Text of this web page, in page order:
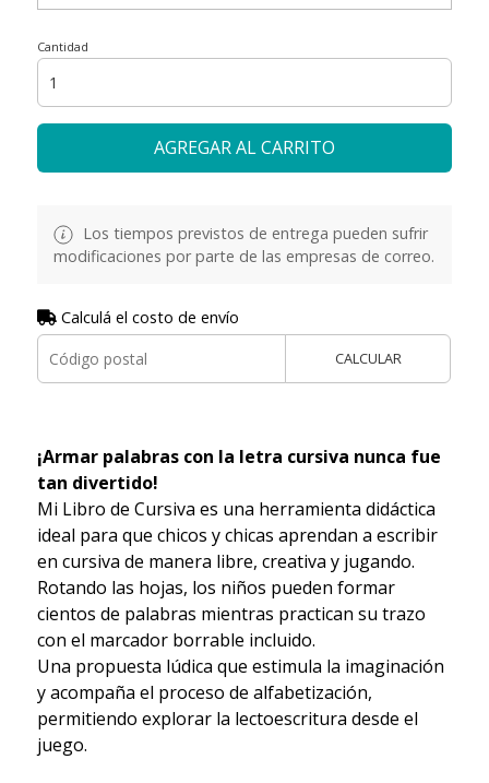
Cantidad
AGREGAR AL CARRITO
Los tiempos previstos de entrega pueden sufrir
modificaciones por parte de las empresas de correo.
Calculá el costo de envío
CALCULAR
¡Armar palabras con la letra cursiva nunca fue
tan divertido!
Mi Libro de Cursiva es una herramienta didáctica
ideal para que chicos y chicas aprendan a escribir
en cursiva de manera libre, creativa y jugando.
Rotando las hojas, los niños pueden formar
cientos de palabras mientras practican su trazo
con el marcador borrable incluido.
Una propuesta lúdica que estimula la imaginación
y acompaña el proceso de alfabetización,
permitiendo explorar la lectoescritura desde el
juego.